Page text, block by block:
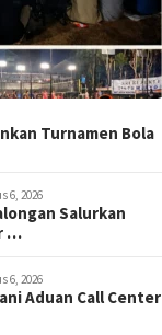
Turnamen Bola
6, 2026
Salurkan
…
6, 2026
Aduan Call Center